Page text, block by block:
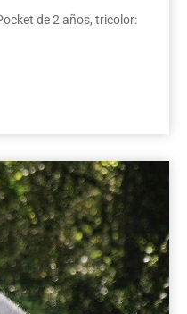
de 2 años, tricolor: